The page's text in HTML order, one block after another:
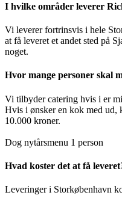
I hvilke områder leverer
Vi leverer fortrinsvis i hele
at få leveret et andet sted på
noget.
Hvor mange personer skal
Vi tilbyder catering hvis i er
Hvis i ønsker en kok med
10.000 kroner.
Dog nytårsmenu 1 person
Hvad koster det at få
Leveringer i Storkøbenhavn